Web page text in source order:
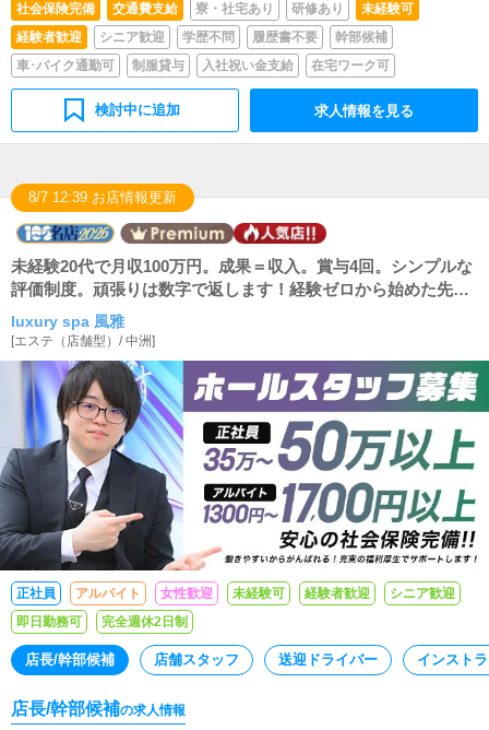
社会保険完備
交通費支給 寮・社宅あり 研修あり
未経験可
経験者歓迎
シニア歓迎 学歴不問 履歴書不要
幹部候補
車･バイク通勤可
制服貸与 入社祝い金支給 在宅ワーク可
検討中に追加 求人情報を見る
8/7 12:39 お店情報更新
未経験20代で月収100万円。成果＝収入。賞与4回。シンプルな
評価制度。頑張りは数字で返します！経験ゼロから始めた先輩
が多数活躍中！
luxury spa 風雅
[エステ（店舗型） /中洲]
正社員 アルバイト 女性歓迎 未経験可 経験者歓迎
シニア歓迎
即日勤務可
完全週休2日制
店長/幹部候補 店舗スタッフ 送迎ドライバー インスト
店長/幹部候補の求人情報